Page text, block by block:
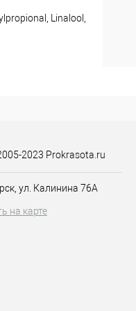
эффектом.
Linalool,
2023 Prokrasota.ru
ул. Калинина 76А
на карте